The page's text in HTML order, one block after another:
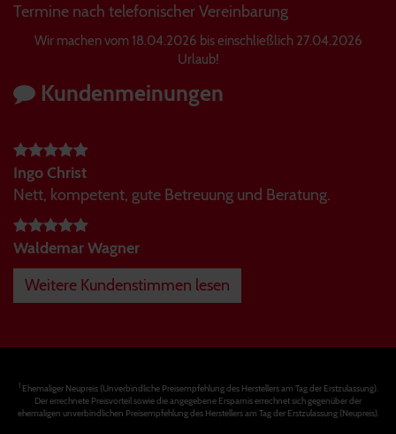
Termine nach telefonischer Vereinbarung
Wir machen vom 18.04.2026 bis einschließlich 27.04.2026
Urlaub!
Kundenmeinungen
Ingo Christ
Nett, kompetent, gute Betreuung und Beratung.
Waldemar Wagner
Weitere Kundenstimmen lesen
1Ehemaliger Neupreis (Unverbindliche Preisempfehlung des Herstellers am Tag der Erstzulassung).
Der errechnete Preisvorteil sowie die angegebene Ersparnis errechnet sich gegenüber der
ehemaligen unverbindlichen Preisempfehlung des Herstellers am Tag der Erstzulassung (Neupreis).